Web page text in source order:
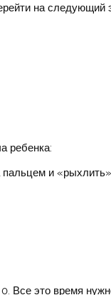
на
ребенка:
пальцем и
Все это время